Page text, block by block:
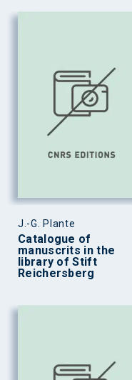
J.-G. Plante
Catalogue of
manuscrits in the
library of Stift
Reichersberg